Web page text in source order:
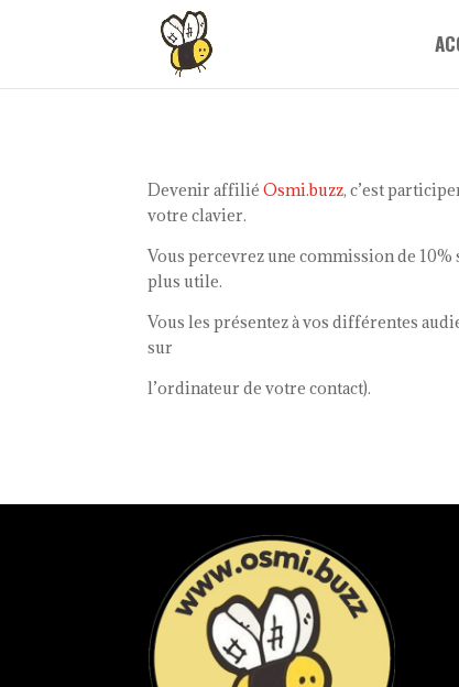
Devenir affiliéOsmi.buzz, c’est
votre clavier.
Vous percevrez une commission de
plus utile.
Vous les présentez à vos différentes
sur
l’ordinateur de votre contact).